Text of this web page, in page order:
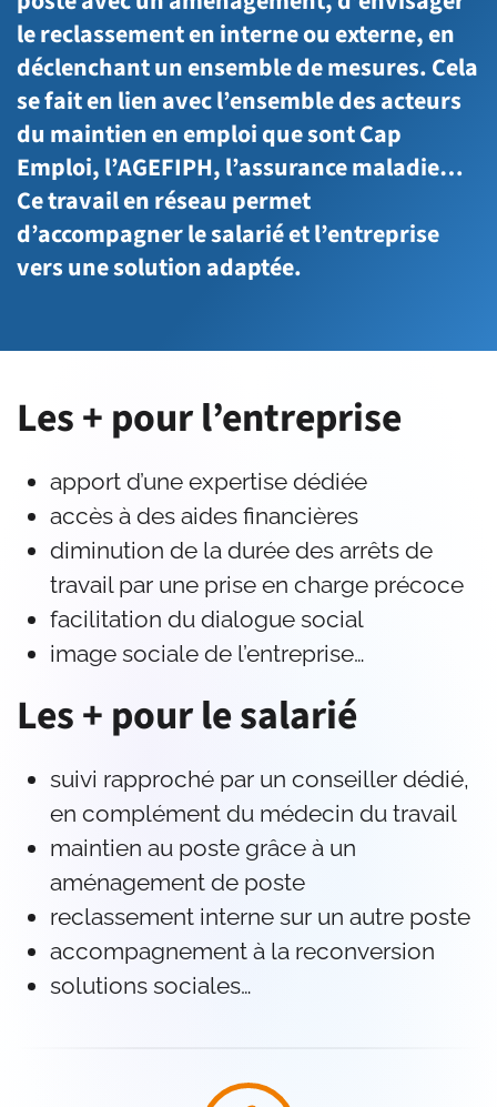
le reclassement en interne ou externe, en
déclenchant un ensemble de mesures. Cela
se fait en lien avec l’ensemble des acteurs
du maintien en emploi que sont Cap
Emploi, l’AGEFIPH, l’assurance maladie…
Ce travail en réseau permet
d’accompagner le salarié et l’entreprise
vers une solution adaptée.
Les + pour l’entreprise
apport d’une expertise dédiée
accès à des aides financières
diminution de la durée des arrêts de
travail par une prise en charge précoce
facilitation du dialogue social
image sociale de l’entreprise…
Les + pour le salarié
suivi rapproché par un conseiller dédié,
en complément du médecin du travail
maintien au poste grâce à un
aménagement de poste
reclassement interne sur un autre poste
accompagnement à la reconversion
solutions sociales…